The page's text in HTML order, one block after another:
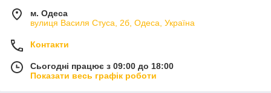
м. Одеса
вулиця Василя Стуса, 2б, Одеса, Україна
Контакти
Сьогодні працює з 09:00 до 18:00
Показати весь графік роботи